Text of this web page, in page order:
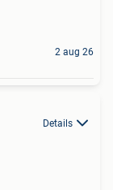
2 aug 26
Details